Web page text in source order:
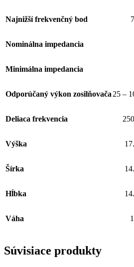
Najnižší frekvenčný bod
Nominálna impedancia
Minimálna impedancia
Odporúčaný výkon zosilňovača 25 –
Deliaca frekvencia
Výška
Šírka
Hĺbka
Váha
Súvisiace produkty